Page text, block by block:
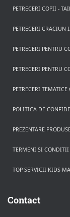
PETRECERI COPII -
PETRECERI CRACIUN
PETRECERI PENTRU
PETRECERI PENTRU
PETRECERI
POLITICA DE
PREZENTARE
TERMENI SI
TOP SERVICII KIDS
Contact
Apasa pe o